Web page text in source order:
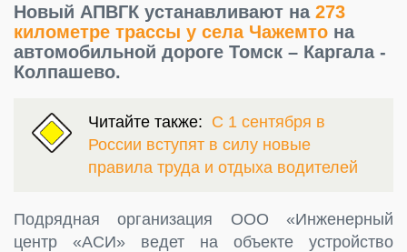
Новый АПВГК устанавливают на 273
километре трассы у села Чажемто на
автомобильной дороге Томск – Каргала ‑
Колпашево.
Читайте также: С 1 сентября в
России вступят в силу новые
правила труда и отдыха водителей
Подрядная организация ООО «Инженерный
центр «АСИ» ведет на объекте устройство